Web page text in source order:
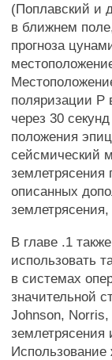
(Поплавский и
в ближнем
прогноза
поляризации Р
через 30
положения
сейсмический
землетрясения
описанных
землетрясения,
В главе .1
использовать
в системах
значительной
Johnson,
землетрясения